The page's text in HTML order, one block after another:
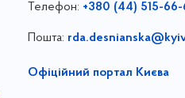
Телефон: +380 (44) 515-66-
Пошта:
Офіційний портал Києва